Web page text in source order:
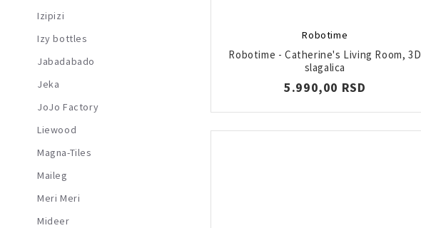
Izipizi
Izy bottles
Jabadabado
Jeka
JoJo Factory
Liewood
Magna-Tiles
Maileg
Meri Meri
Mideer
Robotime
Robotime - Catherine's Living Room, 3D
slagalica
5.990,00 RSD